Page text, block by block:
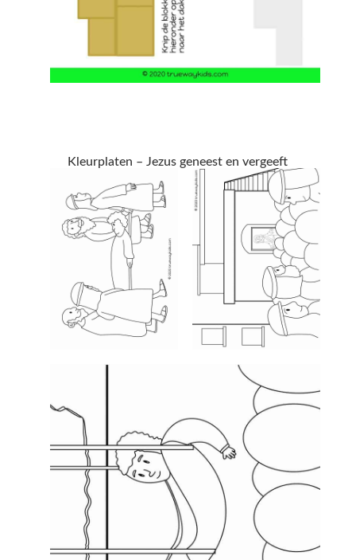
Kleurplaten – Jezus geneest en vergeeft